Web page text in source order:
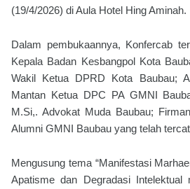
(19/4/2026) di Aula Hotel Hing Aminah.
Dalam pembukaannya, Konfercab
Kepala Badan Kesbangpol Kota
Wakil Ketua DPRD Kota Baubau;
Mantan Ketua DPC PA GMNI
M.Si,. Advokat Muda Baubau;
Alumni GMNI Baubau yang telah
Mengusung tema “Manifestasi
Apatisme dan Degradasi Intelektual